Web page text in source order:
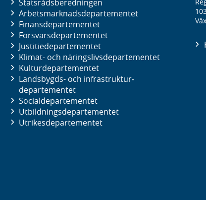
Statsrådsberedningen
Arbetsmarknads­departementet
Finans­departementet
Försvars­departementet
Justitie­departementet
Klimat- och näringslivs­departementet
Kultur­departementet
Landsbygds- och infrastruktur­
departementet
Social­departementet
Utbildnings­departementet
Utrikes­departementet